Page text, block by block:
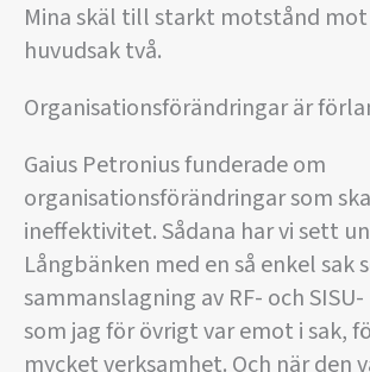
Mina skäl till starkt motstånd
huvudsak två.
Organisationsförändringar är
Gaius Petronius funderade om
organisationsförändringar som
ineffektivitet. Sådana har vi sett
Långbänken med en så enkel sak
sammanslagning av RF- och
som jag för övrigt var emot i sak,